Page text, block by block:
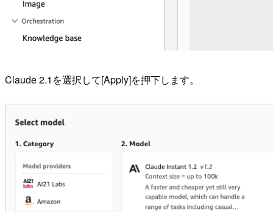
Claude 2.1を選択して[Apply]を押下します。